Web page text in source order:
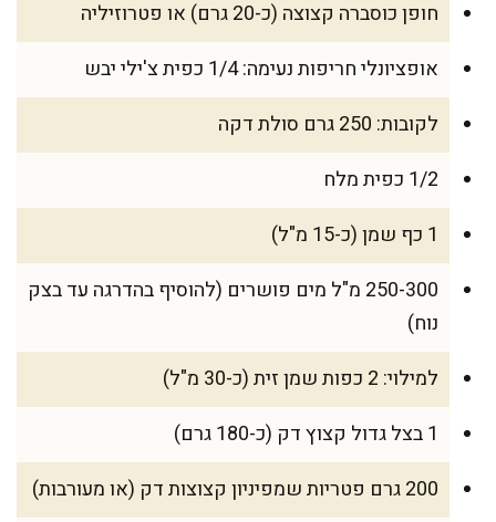
חופן כוסברה קצוצה (כ-20 גרם) או פטרוזיליה
אופציונלי חריפות נעימה: 1/4 כפית צ'ילי יבש
לקובות: 250 גרם סולת דקה
1/2 כפית מלח
1 כף שמן (כ-15 מ"ל)
250-300 מ"ל מים פושרים (להוסיף בהדרגה עד בצק
נוח)
למילוי: 2 כפות שמן זית (כ-30 מ"ל)
1 בצל גדול קצוץ דק (כ-180 גרם)
200 גרם פטריות שמפיניון קצוצות דק (או מעורבות)